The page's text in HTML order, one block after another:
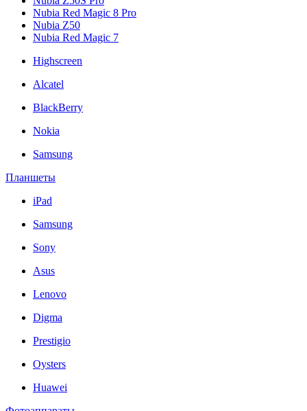
Nubia Red Magic 8 Pro
Nubia Z50
Nubia Red Magic 7
Highscreen
Alcatel
BlackBerry
Nokia
Samsung
Планшеты
iPad
Samsung
Sony
Asus
Lenovo
Digma
Prestigio
Oysters
Huawei